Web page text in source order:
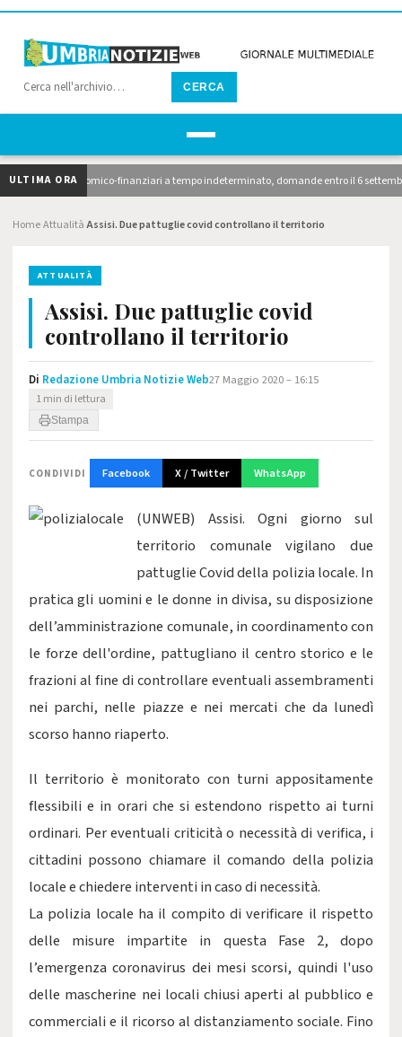
CERCA
ULTIMA ORAeconomico-finanziari a tempo indeterminato, domande entro il 6 settembre.
HomeAttualità ›Assisi. Due pattuglie covid controllano il territorio
ATTUALITÀ
Assisi. Due pattuglie covid
controllano il territorio
Di Redazione Umbria Notizie Web27 Maggio 2020 – 16:15
1 min di lettura
Stampa
CONDIVIDI Facebook X / Twitter WhatsApp
(UNWEB) Assisi. Ogni giorno sul
territorio comunale vigilano due
pattuglie Covid della polizia locale. In
pratica gli uomini e le donne in divisa, su disposizione
dell’amministrazione comunale, in coordinamento con
le forze dell'ordine, pattugliano il centro storico e le
frazioni al fine di controllare eventuali assembramenti
nei parchi, nelle piazze e nei mercati che da lunedì
scorso hanno riaperto.
Il territorio è monitorato con turni appositamente
flessibili e in orari che si estendono rispetto ai turni
ordinari. Per eventuali criticità o necessità di verifica, i
cittadini possono chiamare il comando della polizia
locale e chiedere interventi in caso di necessità.
La polizia locale ha il compito di verificare il rispetto
delle misure impartite in questa Fase 2, dopo
l’emergenza coronavirus dei mesi scorsi, quindi l'uso
delle mascherine nei locali chiusi aperti al pubblico e
commerciali e il ricorso al distanziamento sociale. Fino